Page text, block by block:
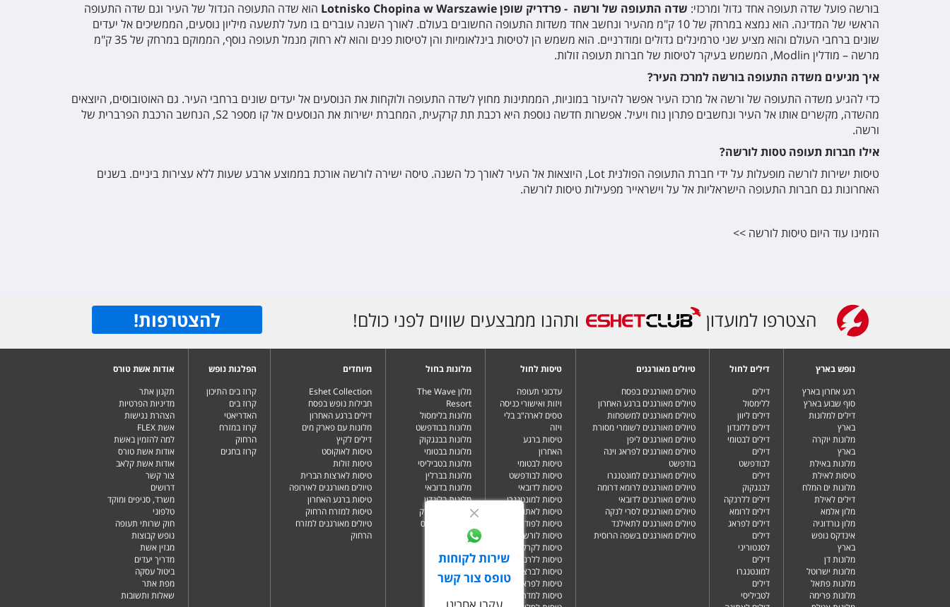
שירות לקוחות
טופס צור קשר
בורשה פועל שדה תעופה אחד גדול ומרכזי: שדה התעופה של ורשה - פרדריק שופן Lotnisko Chopina w Warszawie
הוא שדה התעופה הגדול של העיר וגם שדה התעופה
הראשי של המדינה. הוא נמצא במרחק של 10 ק"מ מהעיר ונחשב אחד משדות התעופה החשובים בעולם. לאורך השנה עוברים בו מעל לתשעה מיליון נוסעים, הממשיכים אל יעדים
שונים ברחבי העולם והוא מציע שני טרמינלים גדולים ומודרניים. הוא משמש הן לטיסות בינלאומיות והן לטיסות פנים והוא לא רחוק מנמל תעופה נוסף, הממוקם במרחק של 35 ק"מ
מרשה – מודלין Modlin, המשמש בעיקר לטיסות של חברות תעופה זולות.
איך מגיעים משדה התעופה בורשה למרכז העיר?
כדי להגיע משדה התעופה של ורשה אל מרכז העיר אפשר להיעזר במוניות, הממתינות מחוץ לשדה התעופה ולוקחות את הנוסעים אל יעדים שונים ברחבי העיר. גם האוטובוסים, היוצאים
מהשדה, מקשרים אותו אל העיר ונחשבים פתרון נוח ויעיל. אפשרות חדשה נוספת היא רכבת תת קרקעית, המחברת ישירות את הנוסעים אל קו מספר S2, הנחשב הרכבת הפרברית של
ורשה.
אילו חברות תעופה טסות לורשה?
טיסות ישירות לורשה מופעלות על ידי חברת התעופה הפולנית Lot, היוצאות אל העיר לאורך כל השנה. טיסה ישירה לורשה אורכת בממוצע ארבע שעות ללא עצירות ביניים. בשנים
האחרונות גם חברות התעופה הישראליות אל על וישראייר מפעילות טיסות לורשה.
הזמינו עוד היום טיסות לורשה >>
הצטרפו למועדון ותהנו ממבצעים שווים לפני כולם! להצטרפות!
נופש בארץ
רגע אחרון בארץ
סוף שבוע בארץ
דילים למלונות
בארץ
מלונות יוקרה
בארץ
מלונות באילת
טיסות לאילת
מלונות ים המלח
דילים לאילת
מלון אלמא
מלון גורדוניה
אינדקס נופש
בארץ
מלונות דן
מלונות ישרוטל
מלונות פתאל
מלונות פרימה
דילים לחול
דילים
ללימסול
דילים ליוון
דילים ללונדון
דילים לבטומי
דילים
לבודפשט
דילים
לבנגקוק
דילים ללרנקה
דילים לרומא
דילים לפראג
דילים
לסנטוריני
דילים
למונטנגרו
דילים
לטביליסי
טיולים מאורגנים
טיולים מאורגנים בפסח
טיולים מאורגנים ברגע האחרון
טיולים מאורגנים למשפחות
טיולים מאורגנים לשומרי מסורת
טיולים מאורגנים ליפן
טיולים מאורגנים לפראג וינה
בודפשט
טיולים מאורגנים למונטנגרו
טיולים מאורגנים לרומא דרומה
טיולים מאורגנים לדובאי
טיולים מאורגנים לסרי לנקה
טיולים מאורגנים לתאילנד
טיולים מאורגנים בשפה הרוסית
טיסות לחול
עדכוני תעופה
ויזות ואישורי כניסה
טסים לארה"ב בלי
ויזה
טיסות ברגע
האחרון
טיסות לבטומי
טיסות לבודפשט
טיסות לדובאי
טיסות למונטנגרו
טיסות לאתונה
טיסות לפודגוריצה
טיסות לורשה
טיסות לקרקוב
טיסות ללרנקה
טיסות לברצלונה
טיסות לפראג
טיסות למדריד
מלונות בחול
מלון The Wave
Resort
מלונות בלימסול
מלונות בבודפשט
מלונות בבנגקוק
מלונות בבטומי
מלונות בטביליסי
מלונות בברלין
מלונות בדובאי
מלונות בלונדון
מלונות בניו יורק
מלונות בפאפוס
מיוחדים
Eshet Collection
חבילות נופש בפסח
דילים ברגע האחרון
מלונות עם פארק מים
דילים לקיץ
טיסות לאוקוסט
טיסות זולות
טיסות לארצות הברית
טיולים מאורגנים לאירופה
טיסות ברגע האחרון
טיסות למזרח הרחוק
טיולים מאורגנים למזרח
הרחוק
הפלגות נופש
קרוז בים התיכון
קרוז בים
האדריאטי
קרוז במזרח
הרחוק
קרוז בחגים
אודות אשת טורס
תקנון אתר
מדיניות הפרטיות
הצהרת נגישות
אשת FLEX
למה להזמין באשת
אודות אשת טורס
אודות אשת קלאב
צור קשר
דרושים
משרד, סניפים ומוקד
טלפוני
חוק שרותי תעופה
נופש קבוצות
מגזין אשת
מדריך יעדים
ביטול עסקה
מפת אתר
שאלות ותשובות